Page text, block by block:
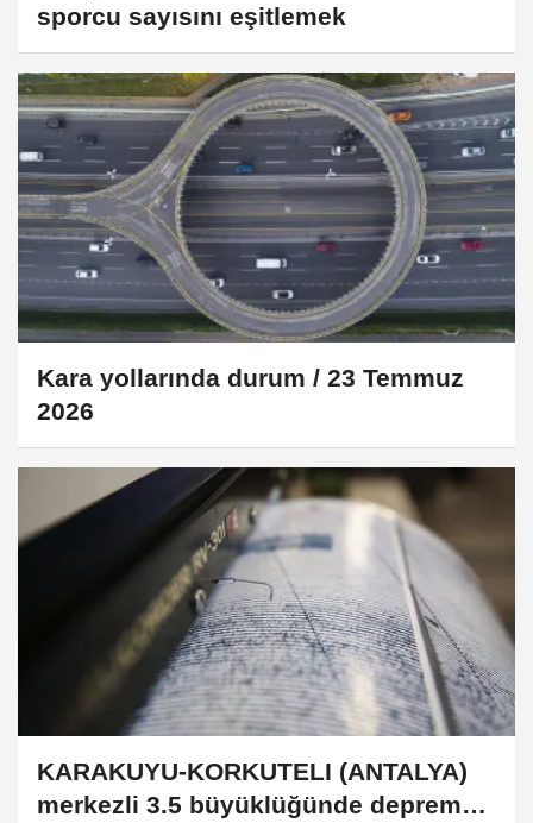
sporcu sayısını eşitlemek
Kara yollarında durum / 23 Temmuz
2026
KARAKUYU-KORKUTELI (ANTALYA)
merkezli 3.5 büyüklüğünde deprem